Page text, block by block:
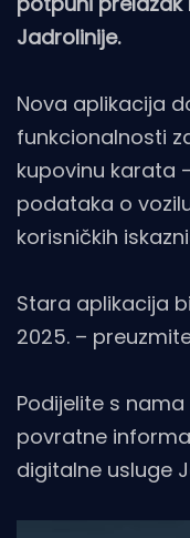
Jadrolinije.
Nova aplikacija
funkcionalnosti
kupovinu karata
podataka o
korisničkih
Stara aplikacija
2025. –
Podijelite s
povratne
digitalne usluge